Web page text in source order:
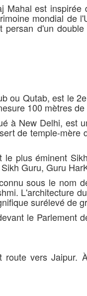
Mahal est
mondial de
d'un
ou Qutab, est le
100 mètres de
à New Delhi, est
de temple-
le plus éminent
Guru, Guru
sous le nom
L'architecture
surélevé de
le Parlement
vers Jaipur.